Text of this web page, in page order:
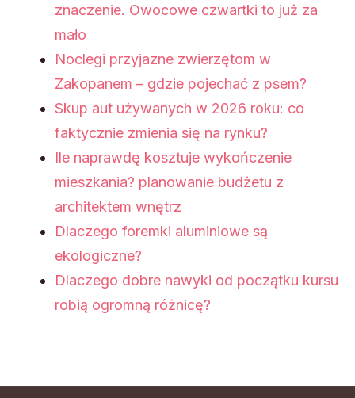
znaczenie. Owocowe czwartki to już za
mało
Noclegi przyjazne zwierzętom w
Zakopanem – gdzie pojechać z psem?
Skup aut używanych w 2026 roku: co
faktycznie zmienia się na rynku?
Ile naprawdę kosztuje wykończenie
mieszkania? planowanie budżetu z
architektem wnętrz
Dlaczego foremki aluminiowe są
ekologiczne?
Dlaczego dobre nawyki od początku kursu
robią ogromną różnicę?